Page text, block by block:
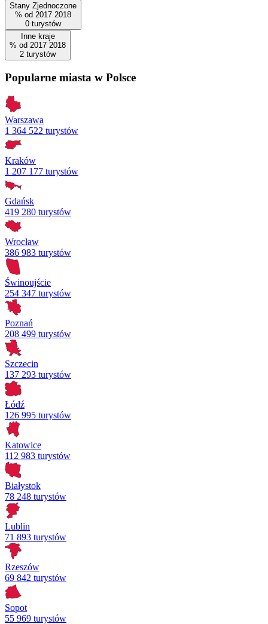
Stany Zjednoczone
% od 2017 2018
0 turystów
Inne kraje
% od 2017 2018
2 turystów
Popularne miasta w Polsce
Warszawa
1 364 522 turystów
Kraków
1 207 177 turystów
Gdańsk
419 280 turystów
Wrocław
386 983 turystów
Świnoujście
254 347 turystów
Poznań
208 499 turystów
Szczecin
137 293 turystów
Łódź
126 995 turystów
Katowice
112 983 turystów
Białystok
78 248 turystów
Lublin
71 893 turystów
Rzeszów
69 842 turystów
Sopot
55 969 turystów